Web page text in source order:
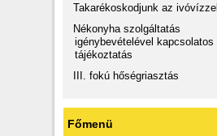
Takarékoskodjunk az ivóvízzel
Nékonyha szolgáltatás
igénybevételével kapcsolatos
tájékoztatás
III. fokú hőségriasztás
Főmenü